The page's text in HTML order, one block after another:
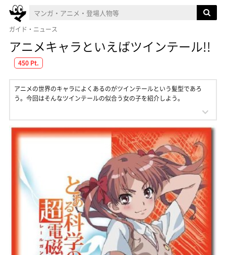
ガイド・ニュース
アニメキャラといえばツインテール!!
450 Pt.
アニメの世界のキャラによくあるのがツインテールという髪型であろ
う。今回はそんなツインテールの似合う女の子を紹介しよう。